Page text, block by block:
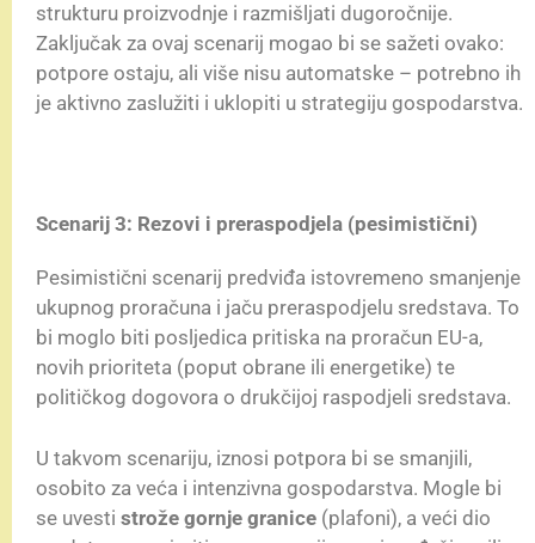
strukturu proizvodnje i razmišljati dugoročnije.
Zaključak za ovaj scenarij mogao bi se sažeti ovako:
potpore ostaju, ali više nisu automatske – potrebno ih
je aktivno zaslužiti i uklopiti u strategiju gospodarstva.
Scenarij 3: Rezovi i preraspodjela (pesimistični)
Pesimistični scenarij predviđa istovremeno smanjenje
ukupnog proračuna i jaču preraspodjelu sredstava. To
bi moglo biti posljedica pritiska na proračun EU-a,
novih prioriteta (poput obrane ili energetike) te
političkog dogovora o drukčijoj raspodjeli sredstava.
U takvom scenariju, iznosi potpora bi se smanjili,
osobito za veća i intenzivna gospodarstva. Mogle bi
se uvesti strože gornje granice (plafoni), a veći dio